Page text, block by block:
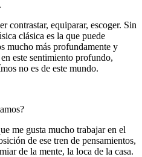
contrastar, equiparar, escoger. Sin
clásica es la que puede
mucho más profundamente y
este sentimiento profundo,
no es de este mundo.
me gusta mucho trabajar en el
de ese tren de pensamientos,
de la mente, la loca de la casa.